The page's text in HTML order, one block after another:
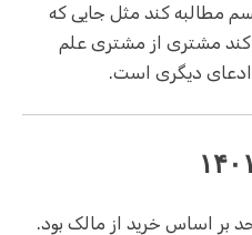
مطالبه کند مثل جایی که
کند مشتری از مشتری علم
دیگری است.
بر اساس خرید از مالک بود.